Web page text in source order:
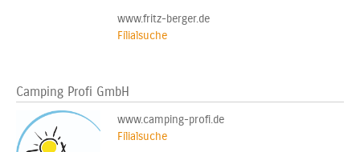
www.fritz-berger.de
Filialsuche
Camping Profi GmbH
www.camping-profi.de
Filialsuche